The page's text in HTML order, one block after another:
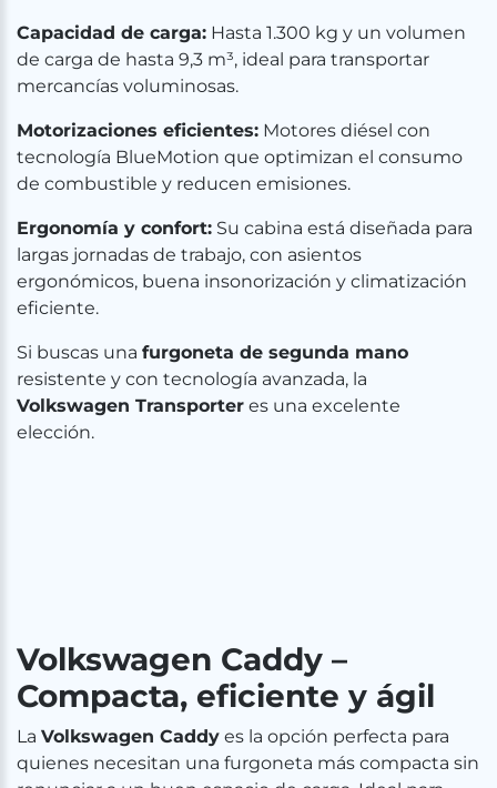
Capacidad de carga: Hasta 1.300 kg y un volumen
de carga de hasta 9,3 m³, ideal para transportar
mercancías voluminosas.
Motorizaciones eficientes: Motores diésel con
tecnología BlueMotion que optimizan el consumo
de combustible y reducen emisiones.
Ergonomía y confort: Su cabina está diseñada para
largas jornadas de trabajo, con asientos
ergonómicos, buena insonorización y climatización
eficiente.
Si buscas una furgoneta de segunda mano
resistente y con tecnología avanzada, la
Volkswagen Transporter es una excelente
elección.
Volkswagen Caddy –
Compacta, eficiente y ágil
La Volkswagen Caddy es la opción perfecta para
quienes necesitan una furgoneta más compacta sin